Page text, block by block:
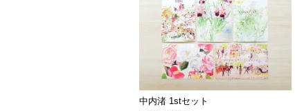
中内渚 1stセット